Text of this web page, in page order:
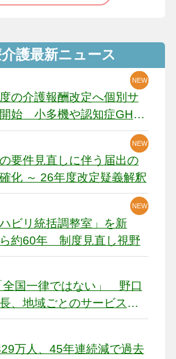
介護最新ニュース
の介護報酬改定へ個別サ
始 小多機や認知症GH、
に危機感
NEW
NEW
NEW
要件見直しに伴う届出の
化 ～ 26年度改定疑義解釈
NEW
NEW
ビリ統括調整室」を新
約60年 制度見直し視野
NEW
全国一律ではない」 野口
、地域ごとのサービス基
万人、45年連続減で過去